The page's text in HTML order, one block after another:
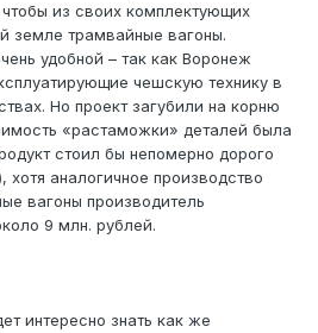
из своих комплектующих
земле трамвайные вагоны.
удобной – так как Воронеж
чешскую технику в
Но проект загубили на корню
«растаможки» деталей была
стоил бы непомерно дорого
хотя аналогичное производство
вагоны производитель
9 млн. рублей.
интересно знать как же